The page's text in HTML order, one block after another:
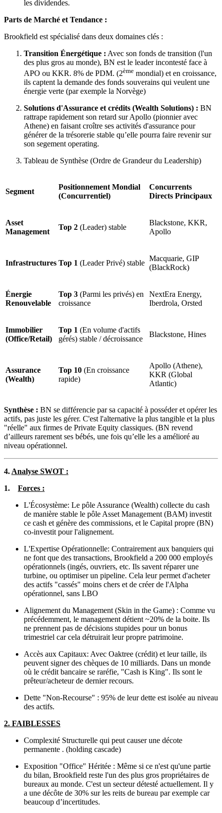
les dividendes.
Parts de Marché et Tendance :
Brookfield est spécialisé dans deux domaines clés :
Transition Énergétique : Avec son fonds de transition (l'un
des plus gros au monde), BN est le leader incontesté face à
APO ou KKR. 8% de PDM. (2ème mondial) et en croissance,
ils captent la demande des fonds souverains qui veulent une
énergie verte (par exemple la Norvège)
Solutions d'Assurance et crédits (Wealth Solutions) : BN
rattrape rapidement son retard sur Apollo (pionnier avec
Athene) en faisant croître ses activités d'assurance pour
générer de la trésorerie stable qu’elle pourra faire revenir sur
son segement operating.
Tableau de Synthèse (Ordre de Grandeur du Leadership)
Segment
Positionnement Mondial
(Concurrentiel)
Concurrents
Directs Principaux
Asset
Management
Top 2 (Leader) stable
Blackstone, KKR,
Apollo
Infrastructures Top 1 (Leader Privé) stable
Macquarie, GIP
(BlackRock)
Énergie
Renouvelable
Top 3 (Parmi les privés) en
croissance
NextEra Energy,
Iberdrola, Orsted
Immobilier
(Office/Retail)
Top 1 (En volume d'actifs
gérés) stable / décroissance
Blackstone, Hines
Assurance
(Wealth)
Top 10 (En croissance
rapide)
Apollo (Athene),
KKR (Global
Atlantic)
Synthèse : BN se différencie par sa capacité à posséder et opérer les
actifs, pas juste les gérer. C'est l'alternative la plus tangible et la plus
"réelle" aux firmes de Private Equity classiques. (BN revend
d’ailleurs rarement ses bébés, une fois qu’elle les a amélioré au
niveau opérationnel.
4. Analyse SWOT :
1.
Forces :
L'Écosystème: Le pôle Assurance (Wealth) collecte du cash
de manière stable le pôle Asset Management (BAM) investit
ce cash et génère des commissions, et le Capital propre (BN)
co-investit pour l'alignement.
L'Expertise Opérationnelle: Contrairement aux banquiers qui
ne font que des transactions, Brookfield a 200 000 employés
opérationnels (ingés, ouvriers, etc. Ils savent réparer une
turbine, ou optimiser un pipeline. Cela leur permet d'acheter
des actifs "cassés" moins chers et de créer de l'Alpha
opérationnel, sans LBO
Alignement du Management (Skin in the Game) : Comme vu
précédemment, le management détient ~20% de la boite. Ils
ne prennent pas de décisions stupides pour un bonus
trimestriel car cela détruirait leur propre patrimoine.
Accès aux Capitaux: Avec Oaktree (crédit) et leur taille, ils
peuvent signer des chèques de 10 milliards. Dans un monde
où le crédit bancaire se raréfie, "Cash is King". Ils sont le
prêteur/acheteur de dernier recours.
Dette "Non-Recourse" : 95% de leur dette est isolée au niveau
des actifs.
2. FAIBLESSES
Complexité Structurelle qui peut causer une décote
permanente . (holding cascade)
Exposition "Office" Héritée : Même si ce n'est qu'une partie
du bilan, Brookfield reste l'un des plus gros propriétaires de
bureaux au monde. C'est un secteur détesté actuellement. Il y
a une décôte de 30% sur les reits de bureau par exemple car
beaucoup d’incertitudes.